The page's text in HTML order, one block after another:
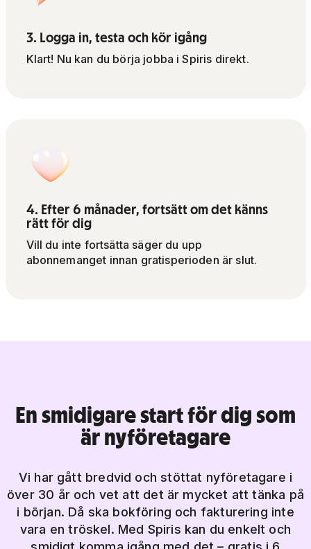
3. Logga in, testa och kör igång
Klart! Nu kan du börja jobba i Spiris direkt.
4. Efter 6 månader, fortsätt om det känns
rätt för dig
Vill du inte fortsätta säger du upp
abonnemanget innan gratisperioden är slut.
En smidigare start för dig som
är nyföretagare
Vi har gått bredvid och stöttat nyföretagare i
över 30 år och vet att det är mycket att tänka på
i början. Då ska bokföring och fakturering inte
vara en tröskel. Med Spiris kan du enkelt och